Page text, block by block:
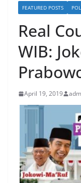
FEATURED POSTS
Real
WIB:
April 19, 2019